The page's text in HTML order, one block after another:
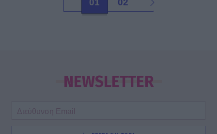
01 02
NEWSLETTER